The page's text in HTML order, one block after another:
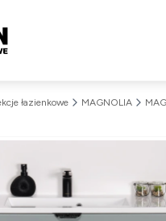
łazienkowe MAGNOLIA